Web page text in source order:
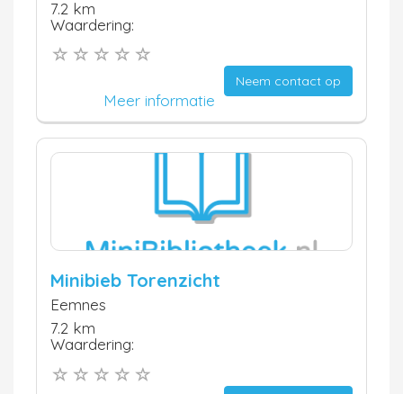
7.2 km
Waardering:
Neem contact op
Meer informatie
Minibieb Torenzicht
Eemnes
7.2 km
Waardering: